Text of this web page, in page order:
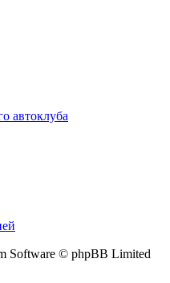
автоклуба
Software © phpBB Limited